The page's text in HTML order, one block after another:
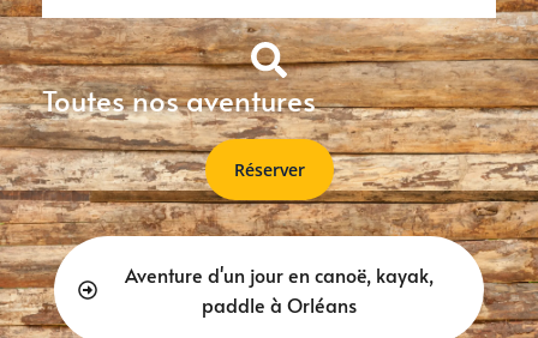
Toutes nos aventures
Réserver
Aventure d'un jour en canoë, kayak,
paddle à Orléans